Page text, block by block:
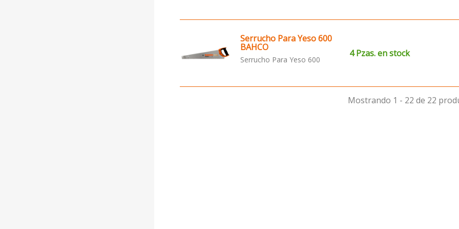
Serrucho Para Yeso 600
BAHCO
Serrucho Para Yeso 600
4 Pzas. en stock
Mostrando 1 - 22 de 22